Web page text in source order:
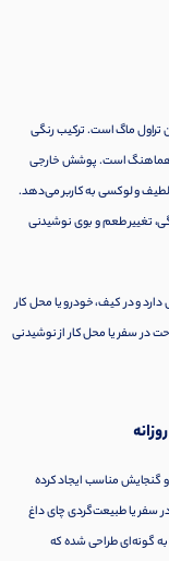
تراول ماگ است. ترکیب رنگی
هماهنگ است. پوشش خارجی
و لوکسی به کاربر می‌دهد.
تغییر طعم و بوی نوشیدنی
و در کیف، خودرو یا محل کار
در سفر یا محل کار از نوشیدنی
گنجایش مناسب ایجاد کرده
سفر یا طبیعت‌گردی چای داغ
گونه‌ای طراحی شده که